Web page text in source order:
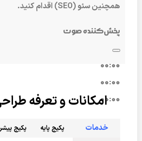
همچنین سئو (SEO) اقدام کنید.
پخش‌کننده صوت
00:00
00:00
00:00امکانات و تعرفه
خدمات پکیج پایه پکیج